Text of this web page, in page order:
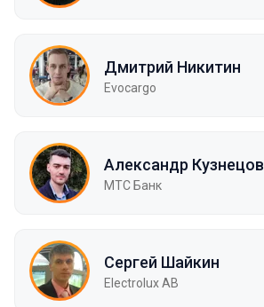
Дмитрий Никитин
Evocargo
Александр Кузнецов
МТС Банк
Сергей Шайкин
Electrolux AB